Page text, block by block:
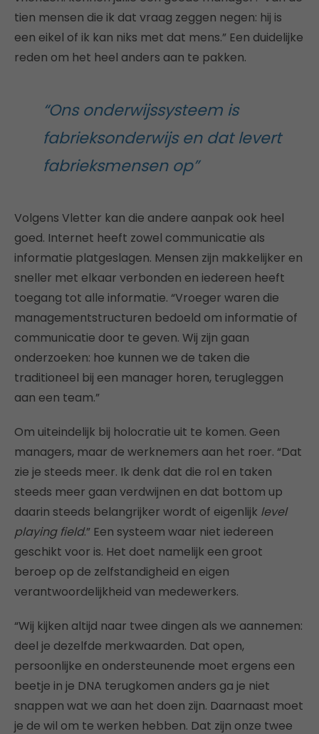
tien mensen die ik dat vraag zeggen negen: hij is
een eikel of ik kan niks met dat mens.” Een duidelijke
reden om het heel anders aan te pakken.
“Ons onderwijssysteem is
fabrieksonderwijs en dat levert
fabrieksmensen op”
Volgens Vletter kan die andere aanpak ook heel
goed. Internet heeft zowel communicatie als
informatie platgeslagen. Mensen zijn makkelijker en
sneller met elkaar verbonden en iedereen heeft
toegang tot alle informatie. “Vroeger waren die
managementstructuren bedoeld om informatie of
communicatie door te geven. Wij zijn gaan
onderzoeken: hoe kunnen we de taken die
traditioneel bij een manager horen, terugleggen
aan een team.”
Om uiteindelijk bij holocratie uit te komen. Geen
managers, maar de werknemers aan het roer. “Dat
zie je steeds meer. Ik denk dat die rol en taken
steeds meer gaan verdwijnen en dat bottom up
daarin steeds belangrijker wordt of eigenlijk level
playing field.” Een systeem waar niet iedereen
geschikt voor is. Het doet namelijk een groot
beroep op de zelfstandigheid en eigen
verantwoordelijkheid van medewerkers.
“Wij kijken altijd naar twee dingen als we aannemen:
deel je dezelfde merkwaarden. Dat open,
persoonlijke en ondersteunende moet ergens een
beetje in je DNA terugkomen anders ga je niet
snappen wat we aan het doen zijn. Daarnaast moet
je de wil om te werken hebben. Dat zijn onze twee